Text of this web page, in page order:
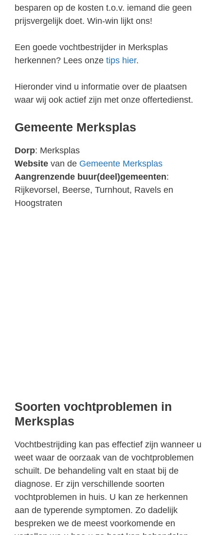
besparen op de kosten t.o.v. iemand die geen
prijsvergelijk doet. Win-win lijkt ons!
Een goede vochtbestrijder in Merksplas
herkennen? Lees onze tips hier.
Hieronder vind u informatie over de plaatsen
waar wij ook actief zijn met onze offertedienst.
Gemeente Merksplas
Dorp: Merksplas
Website van de Gemeente Merksplas
Aangrenzende buur(deel)gemeenten:
Rijkevorsel, Beerse, Turnhout, Ravels en
Hoogstraten
Soorten vochtproblemen in
Merksplas
Vochtbestrijding kan pas effectief zijn wanneer u
weet waar de oorzaak van de vochtproblemen
schuilt. De behandeling valt en staat bij de
diagnose. Er zijn verschillende soorten
vochtproblemen in huis. U kan ze herkennen
aan de typerende symptomen. Zo dadelijk
bespreken we de meest voorkomende en